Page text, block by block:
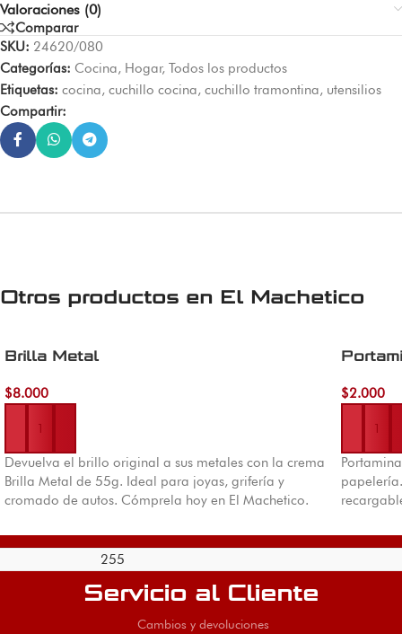
Valoraciones (0)
Comparar
SKU: 24620/080
Categorías: Cocina, Hogar, Todos los productos
Etiquetas: cocina, cuchillo cocina, cuchillo tramontina, utensilios
Compartir:
Otros productos en El Machetico
Brilla Metal
$8.000
Añadir al carrito
Devuelva el brillo original a sus metales con la crema
Brilla Metal de 55g. Ideal para joyas, grifería y
cromado de autos. Cómprela hoy en El Machetico.
$2.000
Añadir al
255
Servicio al Cliente
Cambios y devoluciones